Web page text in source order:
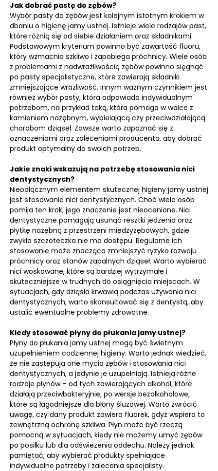
Jak dobrać pastę do zębów?
Wybór pasty do zębów jest kolejnym istotnym krokiem w
dbaniu o higienę jamy ustnej. Istnieje wiele rodzajów past,
które różnią się od siebie działaniem oraz składnikami.
Podstawowym kryterium powinno być zawartość fluoru,
który wzmacnia szkliwo i zapobiega próchnicy. Wiele osób
z problemami z nadwrażliwością zębów powinno sięgnąć
po pasty specjalistyczne, które zawierają składniki
zmniejszające wrażliwość. Innym ważnym czynnikiem jest
również wybór pasty, która odpowiada indywidualnym
potrzebom, na przykład taką, która pomaga w walce z
kamieniem nazębnym, wybielającą czy przeciwdziałającą
chorobom dziąseł. Zawsze warto zapoznać się z
oznaczeniami oraz zaleceniami producenta, aby dobrać
produkt optymalny do swoich potrzeb.
Jakie znaki wskazują na potrzebę stosowania nici
dentystycznych?
Nieodłącznym elementem skutecznej higieny jamy ustnej
jest stosowanie nici dentystycznych. Choć wiele osób
pomija ten krok, jego znaczenie jest nieocenione. Nici
dentystyczne pomagają usunąć resztki jedzenia oraz
płytkę nazębną z przestrzeni międzyzębowych, gdzie
zwykła szczoteczka nie ma dostępu. Regularne ich
stosowanie może znacząco zmniejszyć ryzyko rozwoju
próchnicy oraz stanów zapalnych dziąseł. Warto wybierać
nici woskowane, które są bardziej wytrzymałe i
skuteczniejsze w trudnych do osiągnięcia miejscach. W
sytuacjach, gdy dziąsła krwawią podczas używania nici
dentystycznych, warto skonsultować się z dentystą, aby
ustalić ewentualne problemy zdrowotne.
Kiedy stosować płyny do płukania jamy ustnej?
Płyny do płukania jamy ustnej mogą być świetnym
uzupełnieniem codziennej higieny. Warto jednak wiedzieć,
że nie zastępują one mycia zębów i stosowania nici
dentystycznych, a jedynie je uzupełniają. Istnieją różne
rodzaje płynów – od tych zawierających alkohol, które
działają przeciwbakteryjnie, po wersje bezalkoholowe,
które są łagodniejsze dla błony śluzowej. Warto zwrócić
uwagę, czy dany produkt zawiera fluorek, gdyż wspiera to
zewnętrzną ochronę szkliwa. Płyn może być rzeczą
pomocną w sytuacjach, kiedy nie możemy umyć zębów
po posiłku lub dla odświeżenia oddechu. Należy jednak
pamiętać, aby wybierać produkty spełniające
indywidualne potrzeby i zalecenia specjalisty.